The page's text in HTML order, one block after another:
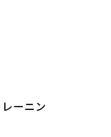
ーニン